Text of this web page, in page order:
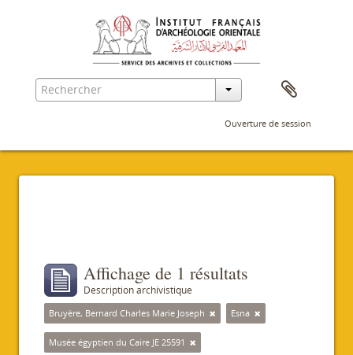
Ouverture de session
Affichage de 1 résultats
Description archivistique
Bruyère, Bernard Charles Marie Joseph Esna
Musée égyptien du Caire JE 25591